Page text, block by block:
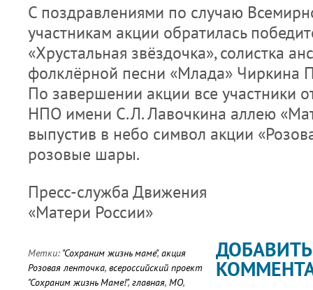
С поздравлениями по случаю
участникам акции обратилась
«Хрустальная звёздочка», солистка
фолклёрной песни «Млада» Чиркина
По завершении акции все участники
НПО имени С.Л. Лавочкина аллею
выпустив в небо символ акции
розовые шары.
Пресс-служба Движения
«Матери России»
Метки: "Сохраним жизнь маме",акция
Розовая ленточка, всероссийский проект
"Сохраним жизнь Маме!",главная, МО,
ДОБАВИТЬ